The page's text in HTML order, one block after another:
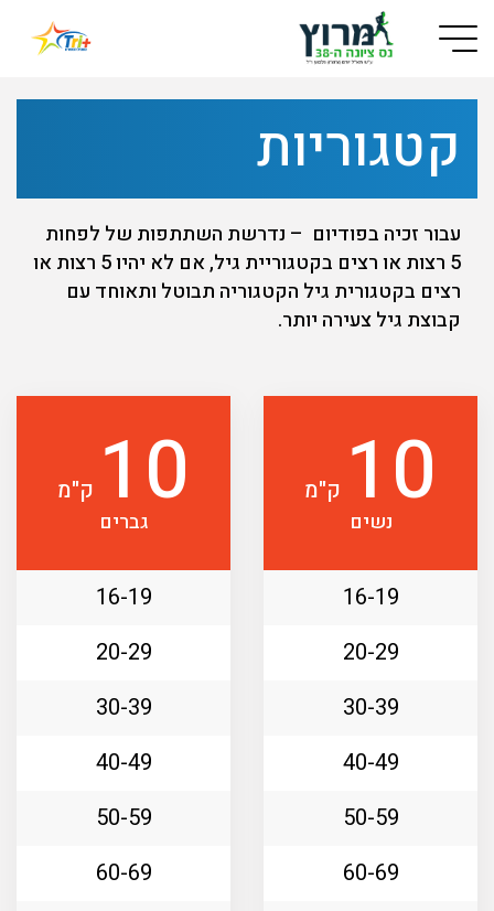
Button used only for devices with a small screen
קטגוריות
עבור זכיה בפודיום – נדרשת השתתפות של לפחות
5 רצות או רצים בקטגוריית גיל, אם לא יהיו 5 רצות או
רצים בקטגורית גיל הקטגוריה תבוטל ותאוחד עם
קבוצת גיל צעירה יותר.
10 ק"מ
נשים
16-19
20-29
30-39
40-49
50-59
60-69
10 ק"מ
גברים
16-19
20-29
30-39
40-49
50-59
60-69